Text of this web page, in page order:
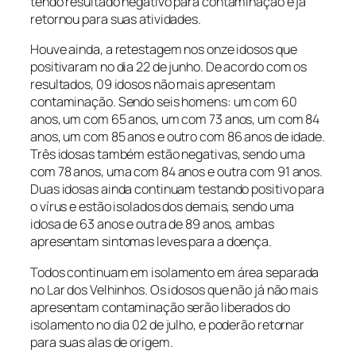
retornou para suas atividades.
Houve ainda, a retestagem nos onze idosos que
positivaram no dia 22 de junho. De acordo com os
resultados, 09 idosos não mais apresentam
contaminação. Sendo seis homens: um com 60
anos, um com 65 anos, um com 73 anos, um com 84
anos, um com 85 anos e outro com 86 anos de idade.
Três idosas também estão negativas, sendo uma
com 78 anos, uma com 84 anos e outra com 91 anos.
Duas idosas ainda continuam testando positivo para
o vírus e estão isolados dos demais, sendo uma
idosa de 63 anos e outra de 89 anos, ambas
apresentam sintomas leves para a doença.
Todos continuam em isolamento em área separada
no Lar dos Velhinhos. Os idosos que não já não mais
apresentam contaminação serão liberados do
isolamento no dia 02 de julho, e poderão retornar
para suas alas de origem.